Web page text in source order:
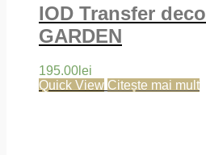
IOD Transfer
GARDEN
195.00 lei
Quick View Citește mai mult